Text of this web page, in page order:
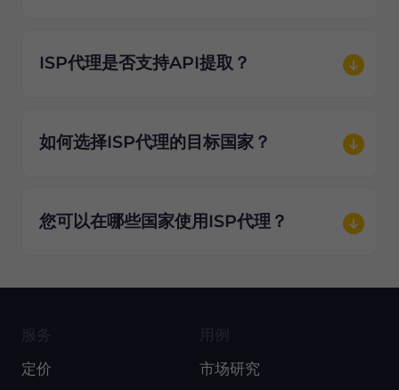
ISP代理是否支持API提取？
如何选择ISP代理的目标国家？
您可以在哪些国家使用ISP代理？
服务
定价
用例
市场研究